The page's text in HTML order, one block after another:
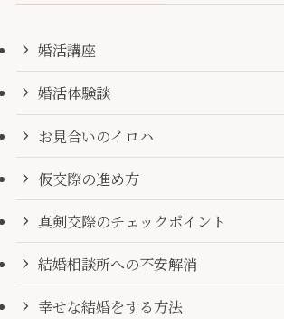
婚活講座
婚活体験談
お見合いのイロハ
仮交際の進め方
真剣交際のチェックポイント
結婚相談所への不安解消
幸せな結婚をする方法